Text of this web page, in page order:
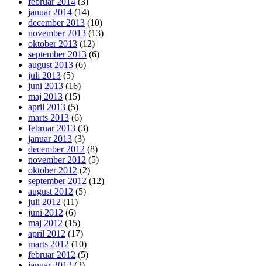
januar 2014 (14)
december 2013 (10)
november 2013 (13)
oktober 2013 (12)
september 2013 (6)
august 2013 (6)
juli 2013 (5)
juni 2013 (16)
maj 2013 (15)
april 2013 (5)
marts 2013 (6)
februar 2013 (3)
januar 2013 (3)
december 2012 (8)
november 2012 (5)
oktober 2012 (2)
september 2012 (12)
august 2012 (5)
juli 2012 (11)
juni 2012 (6)
maj 2012 (15)
april 2012 (17)
marts 2012 (10)
februar 2012 (5)